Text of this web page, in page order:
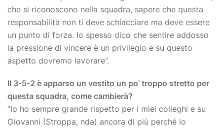
che si riconoscono nella squadra, sapere che questa
responsabilità non ti deve schiacciare ma deve essere
un punto di forza. Io spesso dico che sentire addosso
la pressione di vincere è un privilegio e su questo
aspetto dovremo lavorare”.
Il 3-5-2 è apparso un vestito un po’ troppo stretto per
questa squadra, come cambierà?
“Io ho sempre grande rispetto per i miei colleghi e su
Giovanni (Stroppa, nda) ancora di più perché lo